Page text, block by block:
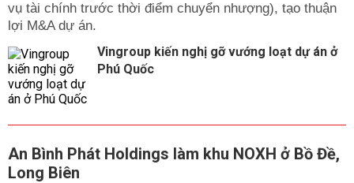
vụ tài chính trước thời điểm chuyển nhượng), tạo thuận
lợi M&A dự án.
Vingroup kiến nghị gỡ vướng loạt dự án ở
Phú Quốc
An Bình Phát Holdings làm khu NOXH ở Bồ Đề,
Long Biên